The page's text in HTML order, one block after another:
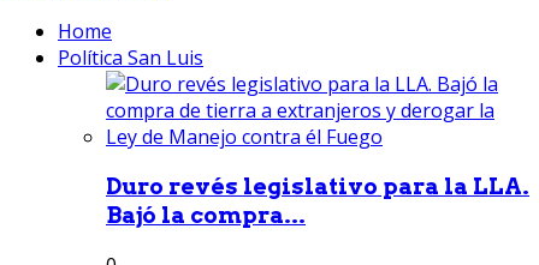
Home
Política San Luis
Duro revés legislativo para la LLA.
Bajó la compra...